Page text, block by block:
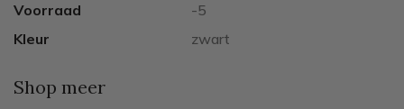
Voorraad
-5
Kleur
zwart
Shop meer